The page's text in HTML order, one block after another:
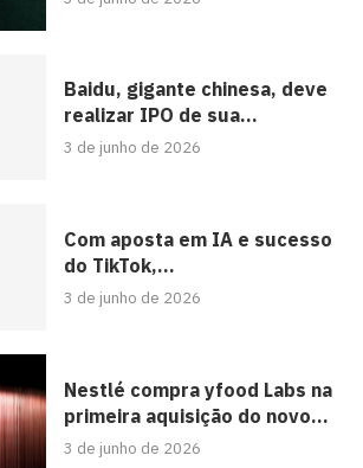
Baidu, gigante chinesa, deve
realizar IPO de sua...
3 de junho de 2026
Com aposta em IA e sucesso
do TikTok,...
3 de junho de 2026
Nestlé compra yfood Labs na
primeira aquisição do novo...
3 de junho de 2026